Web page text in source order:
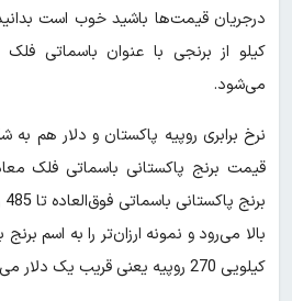
درجریان قیمت‌ها باشید خوب است
می‌شود.
نرخ برابری روپیه پاکستان و دلار هم
بالا می‌رود و نمونه ارزان‌تر را به اسم
کیلویی 270 روپیه یعنی قریب یک دلار می‌فروشند.